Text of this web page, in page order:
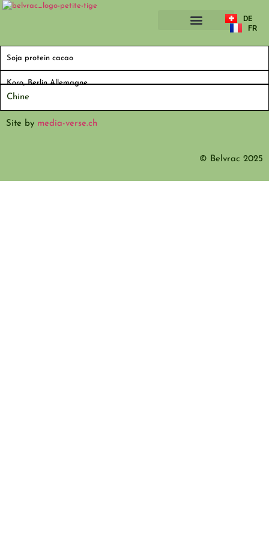
DE
FR
Soja protein cacao
Koro, Berlin Allemagne
Chine
Site by media-verse.ch
© Belvrac 2025